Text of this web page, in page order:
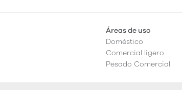
Áreas de uso
Doméstico
Comercial ligero
Pesado Comercial